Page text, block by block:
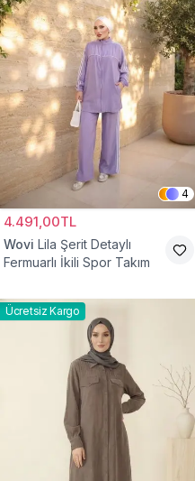
4
4.491,00TL
Wovi Lila Şerit Detaylı
Fermuarlı İkili Spor Takım
Ücretsiz Kargo